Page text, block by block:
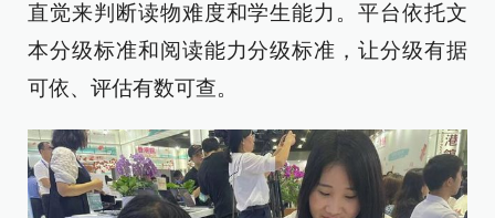
直觉来判断读物难度和学生能力。平台依托文
本分级标准和阅读能力分级标准，让分级有据
可依、评估有数可查。